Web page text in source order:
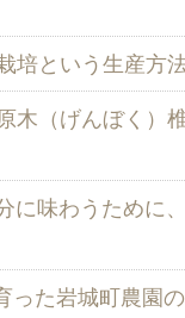
という生産方
木（げんぼく）
味わうために
た岩城町農園